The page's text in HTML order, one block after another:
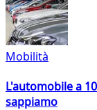
Mobilità
L'automobile a
sappiamo